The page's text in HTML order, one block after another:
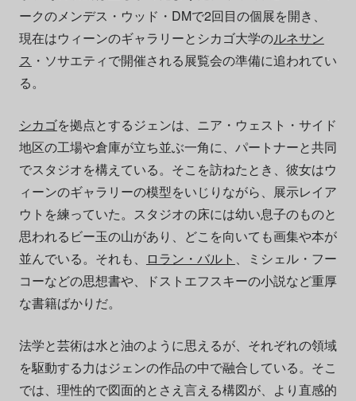
ークのメンデス・ウッド・DMで2回目の個展を開き、
現在はウィーンのギャラリーとシカゴ大学のルネサン
ス ・ソサエティで開催される展覧会の準備に追われてい
る。
シカゴを拠点とするジェンは、ニア・ウェスト・サイド
地区の工場や倉庫が立ち並ぶ一角に、パートナーと共同
でスタジオを構えている。そこを訪ねたとき、彼女はウ
ィーンのギャラリーの模型をいじりながら、展示レイア
ウトを練っていた。スタジオの床には幼い息子のものと
思われるビー玉の山があり、どこを向いても画集や本が
並んでいる。それも、
ロラン・バルト
、ミシェル・フー
コーなどの思想書や、ドストエフスキーの小説など重厚
な書籍ばかりだ。
法学と芸術は水と油のように思えるが、それぞれの領域
を駆動する力はジェンの作品の中で融合している。そこ
では、理性的で図面的とさえ言える構図が、より直感的